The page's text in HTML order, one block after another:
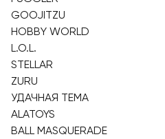
GOOJITZU
HOBBY WORLD
L.O.L.
STELLAR
ZURU
УДАЧНАЯ ТЕМА
ALATOYS
BALL MASQUERADE